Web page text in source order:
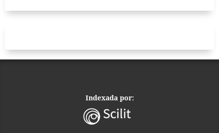
Indexada por: